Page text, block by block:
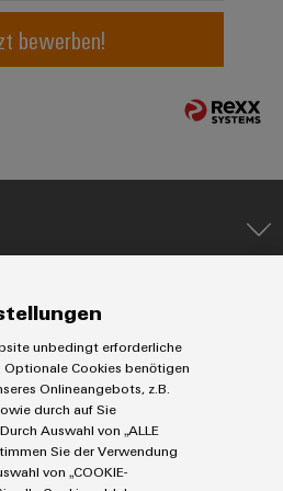
Digital
Engineering
auf einem
neuen Niveau
‒ intuitiv,
unkompliziert,
schnell
bewerben!
Leiterplattenklemmen
unbedingt erforderliche
Cookies benötigen
Onlineangebots, z.B.
durch auf Sie
Auswahl von „ALLE
Sie der Verwendung
von „COOKIE-